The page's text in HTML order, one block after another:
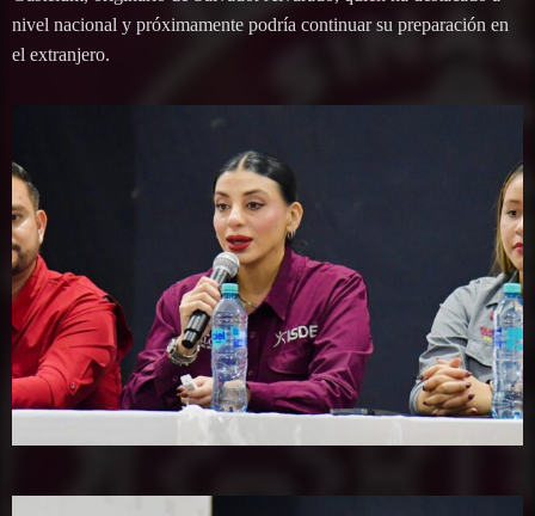
nivel nacional y próximamente podría continuar su preparación en
el extranjero.